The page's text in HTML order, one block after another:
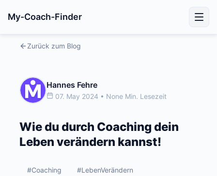
My-Coach-Finder
Zurück zum Blog
Hannes Fehre
07. May 2024 • None Min. Lesezeit
Wie du durch Coaching dein
Leben verändern kannst!
#Coaching #LebenVerändern